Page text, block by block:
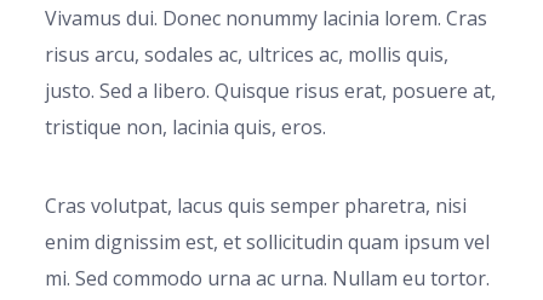
Vivamus dui. Donec nonummy lacinia lorem. Cras
risus arcu, sodales ac, ultrices ac, mollis quis,
justo. Sed a libero. Quisque risus erat, posuere at,
tristique non, lacinia quis, eros.
Cras volutpat, lacus quis semper pharetra, nisi
enim dignissim est, et sollicitudin quam ipsum vel
mi. Sed commodo urna ac urna. Nullam eu tortor.